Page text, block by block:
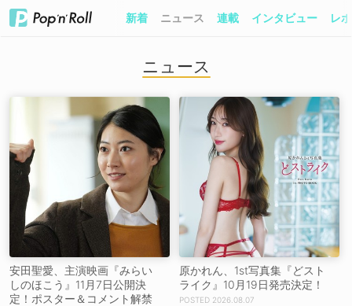
新着 ニュース 連載 インタビュー レ
ニュース
安田聖愛、主演映画『みらい
しのほこう』11月7日公開決
定！ポスター＆コメント解禁
原かれん、1st写真集『どスト
ライク』10月19日発売決定！
2026.08.07